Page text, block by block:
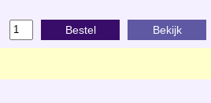
Bestel Bekijk